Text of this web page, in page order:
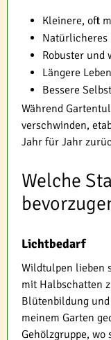
Kleinere, oft
Natürlicheres
Robuster und
Längere
Bessere
Während
verschwinden,
Jahr für Jahr
Welche
Lichtbedarf
Wildtulpen lieben
mit Halbschatten
Blütenbildung
meinem Garten
Gehölzgruppe, wo